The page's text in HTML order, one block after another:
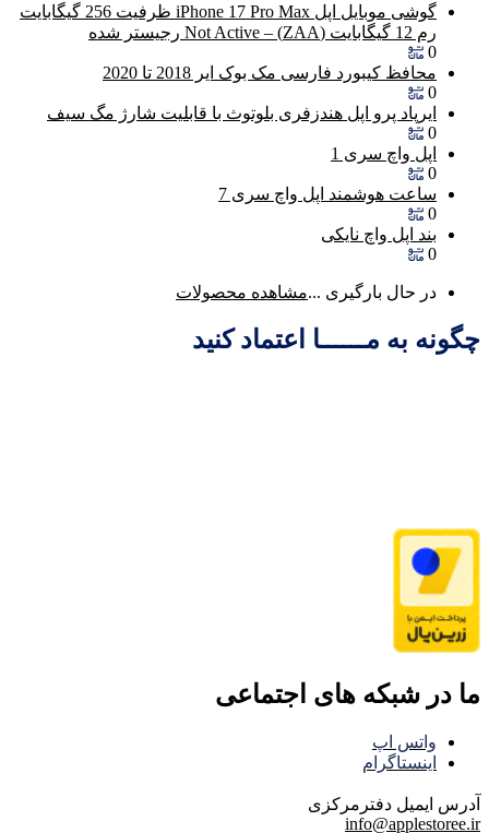
گوشی موبایل اپل iPhone 17 Pro Max ظرفیت 256 گیگابایت
رم 12 گیگابایت (ZAA) – Not Active رجیستر شده
0
محافظ کیبورد فارسی مک بوک ایر 2018 تا 2020
0
ایرپاد پرو اپل هندزفری بلوتوث با قابلیت شارژ مگ سیف
0
اپل واچ سری 1
0
ساعت هوشمند اپل واچ سری 7
0
بند اپل واچ نایکی
0
در حال بارگیری ...مشاهده محصولات
چگونه به مــــــا اعتماد کنید
ما در شبکه های اجتماعی
واتس اپ
اینستاگرام
آدرس ایمیل دفترمرکزی
info@applestoree.ir